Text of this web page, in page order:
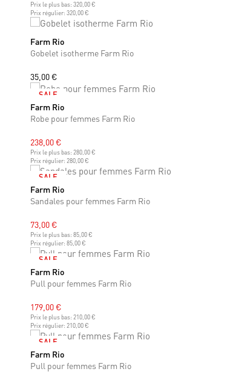
Prix le plus bas: 320,00 €
Prix régulier: 320,00 €
ONE SIZE
Farm Rio
Gobelet isotherme Farm Rio
35,00 €
SALE
XS S M
Farm Rio
Robe pour femmes Farm Rio
238,00 €
Prix le plus bas: 280,00 €
Prix régulier: 280,00 €
SALE
37 38 39
Farm Rio
Sandales pour femmes Farm Rio
73,00 €
Prix le plus bas: 85,00 €
Prix régulier: 85,00 €
SALE
XS S M
Farm Rio
Pull pour femmes Farm Rio
179,00 €
Prix le plus bas: 210,00 €
Prix régulier: 210,00 €
SALE
XS S M
Farm Rio
Pull pour femmes Farm Rio